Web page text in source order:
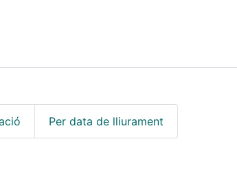
Per data de lliurament